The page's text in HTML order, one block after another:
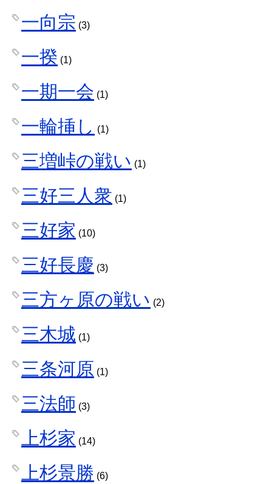
一向宗 (3)
一揆 (1)
一期一会 (1)
一輪挿し (1)
三増峠の戦い (1)
三好三人衆 (1)
三好家 (10)
三好長慶 (3)
三方ヶ原の戦い (2)
三木城 (1)
三条河原 (1)
三法師 (3)
上杉家 (14)
上杉景勝 (6)